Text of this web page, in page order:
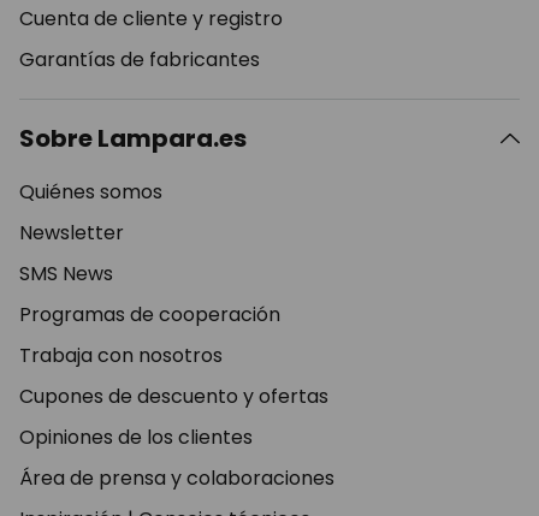
Cuenta de cliente y registro
Garantías de fabricantes
Sobre Lampara.es
Quiénes somos
Newsletter
SMS News
Programas de cooperación
Trabaja con nosotros
Cupones de descuento y ofertas
Opiniones de los clientes
Área de prensa y colaboraciones